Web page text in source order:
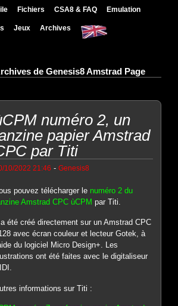
Fichiers CSA8 & FAQ Emulation
Jeux Archives
de Genesis8 Amstrad Page
numéro 2, un
papier Amstrad
par Titi
10/2022 21:46 - Genesis8
pouvez télécharger le numéro 2 du
Amstrad CPC ùCPM par Titi.
a été créé directement sur un Amstrad CPC
avec écran couleur et lecteur Gotek, à
du logiciel Micro Design+. Les
ont été faites avec le digitaliseur
informations sur Titi :